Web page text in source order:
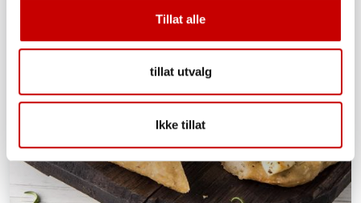
Tillat alle
tillat utvalg
Ikke tillat